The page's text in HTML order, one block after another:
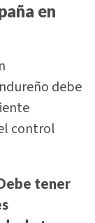
en
debe
control
tener